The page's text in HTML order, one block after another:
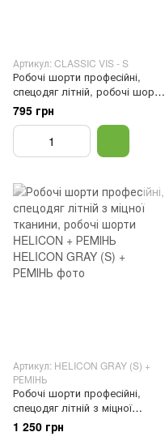
Артикул: CLASSIC VIS - S
Робочі шорти професійні,
спецодяг літній, робочі шорти
ATRMASTER, 46
795 грн
Артикул: HELICON GRAY (S) +
РЕМІНЬ
Робочі шорти професійні,
спецодяг літній з міцної
тканини, робочі шорти
HELICON + РЕМІНЬ, Сірий, 46
1 250 грн